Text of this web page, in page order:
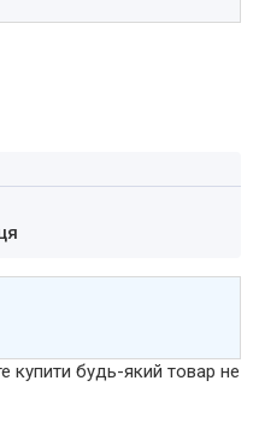
купити будь-який товар не